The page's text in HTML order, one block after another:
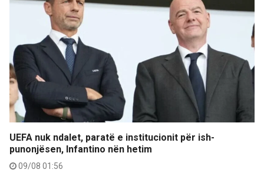
UEFA nuk ndalet, paratë e institucionit për ish-
punonjësen, Infantino nën hetim
09/08 01:56